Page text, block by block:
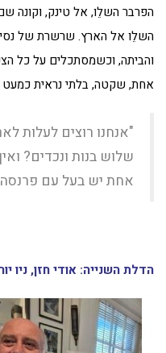
הפרבר השלֵו, אל טינק, וקונה
השלֵו אל הארץ. שרשרת של
והביתה, וכשמסתכלים על כל
אחת, שקטה, בלתי נראית
"אנחנו רוצים לעלות
שלוש בנות ונכדים?
אחת יש בעל עם פרנסה
הדלת השנייה: אודי חזן, ניו